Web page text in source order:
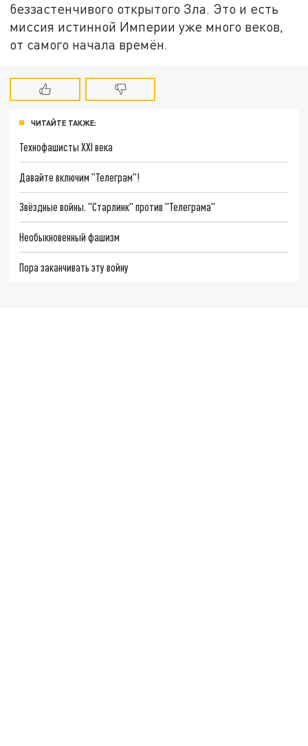
беззастенчивого открытого Зла. Это и есть
миссия истинной Империи уже много веков,
от самого начала времён.
ЧИТАЙТЕ ТАКЖЕ:
Технофашисты XXI века
Давайте включим "Телеграм"!
Звёздные войны. "Старлинк" против "Телеграма"
Необыкновенный фашизм
Пора заканчивать эту войну